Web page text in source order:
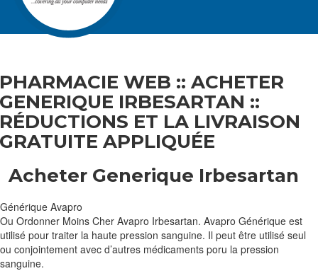
PHARMACIE WEB :: ACHETER
GENERIQUE IRBESARTAN ::
RÉDUCTIONS ET LA LIVRAISON
GRATUITE APPLIQUÉE
Acheter Generique Irbesartan
Générique Avapro
Ou Ordonner Moins Cher Avapro Irbesartan. Avapro Générique est
utilisé pour traiter la haute pression sanguine. Il peut être utilisé seul
ou conjointement avec d’autres médicaments poru la pression
sanguine.